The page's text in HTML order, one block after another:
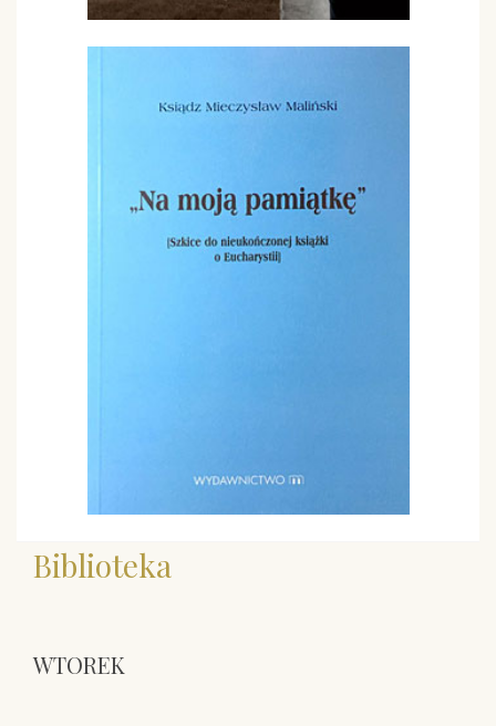
Biblioteka
WTOREK